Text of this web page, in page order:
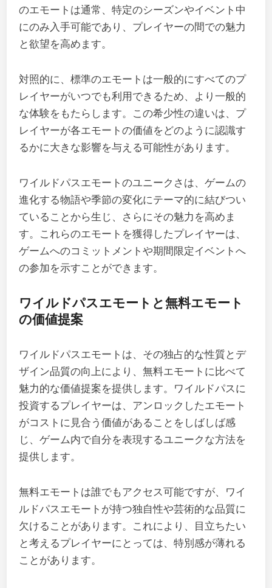
のエモートは通常、特定のシーズンやイベント中
にのみ入手可能であり、プレイヤーの間での魅力
と欲望を高めます。
対照的に、標準のエモートは一般的にすべてのプ
レイヤーがいつでも利用できるため、より一般的
な体験をもたらします。この希少性の違いは、プ
レイヤーが各エモートの価値をどのように認識す
るかに大きな影響を与える可能性があります。
ワイルドパスエモートのユニークさは、ゲームの
進化する物語や季節の変化にテーマ的に結びつい
ていることから生じ、さらにその魅力を高めま
す。これらのエモートを獲得したプレイヤーは、
ゲームへのコミットメントや期間限定イベントへ
の参加を示すことができます。
ワイルドパスエモートと無料エモート
の価値提案
ワイルドパスエモートは、その独占的な性質とデ
ザイン品質の向上により、無料エモートに比べて
魅力的な価値提案を提供します。ワイルドパスに
投資するプレイヤーは、アンロックしたエモート
がコストに見合う価値があることをしばしば感
じ、ゲーム内で自分を表現するユニークな方法を
提供します。
無料エモートは誰でもアクセス可能ですが、ワイ
ルドパスエモートが持つ独自性や芸術的な品質に
欠けることがあります。これにより、目立ちたい
と考えるプレイヤーにとっては、特別感が薄れる
ことがあります。